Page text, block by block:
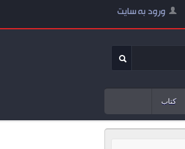
ورود به سایت
کتاب